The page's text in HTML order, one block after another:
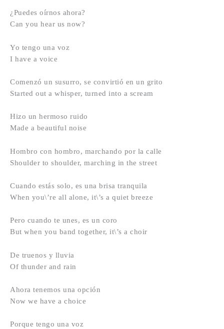
¿Puedes oírnos ahora?
Can you hear us now?
Yo tengo una voz
I have a voice
Comenzó un susurro, se convirtió en un grito
Started out a whisper, turned into a scream
Hizo un hermoso ruido
Made a beautiful noise
Hombro con hombro, marchando por la calle
Shoulder to shoulder, marching in the street
Cuando estás solo, es una brisa tranquila
When you\’re all alone, it\’s a quiet breeze
Pero cuando te unes, es un coro
But when you band together, it\’s a choir
De truenos y lluvia
Of thunder and rain
Ahora tenemos una opción
Now we have a choice
Porque tengo una voz